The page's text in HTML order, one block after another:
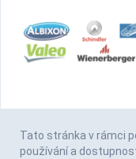
Tato stránka v rámci
používání a